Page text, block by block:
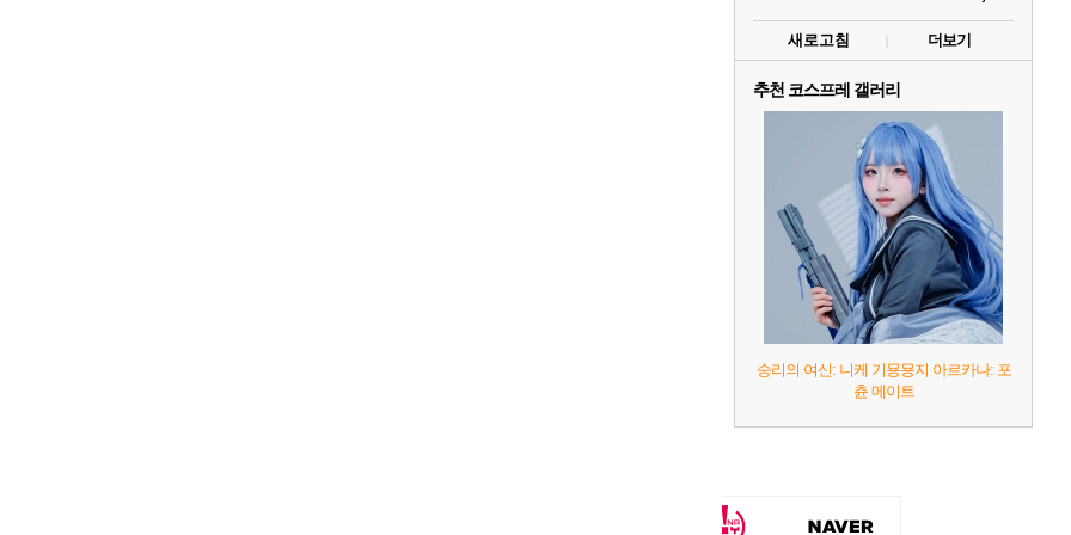
새로고침 더보기
추천 코스프레 갤러리
승리의 여신: 니케 기묭묭지 아르카나: 포
츈 메이트